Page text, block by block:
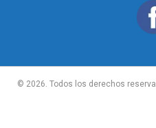
© 2026. Todos los derechos